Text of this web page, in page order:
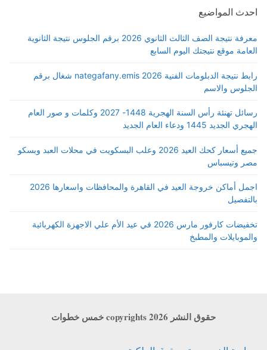
احدث المواضيع
معرفة نتيجة الصف الثالث الثانوي 2026 برقم الجلوس نتيجة الثانوية
العامة موقع نتيجتك اليوم السابع
رابط نتيجة الدبلومات الفنية 2026 nategafany.emis شغال برقم
الجلوس والاسم
رسائل تهنئة رأس السنة الهجرية 1448- 2027 وكلمات و صور العام
الهجري الجديد 1445 ودعاء العام الجديد
جميع أسعار كحك العيد 2026 وعلب البسكويت في محلات العبد وبسكو
مصر وتيسباس
اجمل أماكن خروجة العيد في القاهرة والمحافظات واسعارها 2026
بالتفصيل
تخفيضات كارفور مارس 2026 في عيد الأم علي الاجهزة الكهربائية
والموبايلات والمطبخ
حقوق النشر copyrights 2026 خمس خطوات